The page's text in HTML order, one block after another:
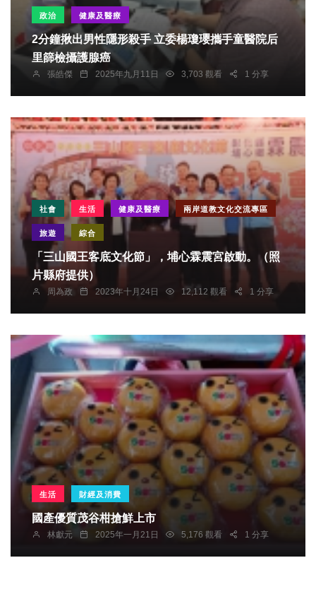
政治 健康及醫療
2分鐘揪出男性隱形殺手 立委楊瓊瓔攜手童醫院后
里篩檢攝護腺癌
張皓傑 2025年九月11日 3,703 觀看 1 分享
社會 生活 健康及醫療 兩岸道教文化交流專區
旅遊 綜合
「三山國王客底文化節」，埔心霖震宮啟動。（照
片縣府提供）
周為政 2023年十月24日 12,112 觀看 1 分享
生活 財經及消費
國產優質茂谷柑搶鮮上市
林獻元 2025年一月21日 5,176 觀看 1 分享